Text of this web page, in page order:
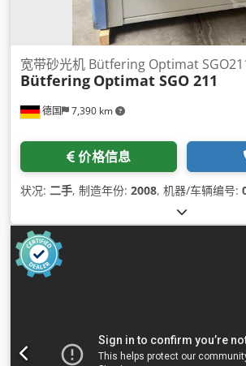
德国 7,390 km
宽带砂光机 Bütfering Optimat
Bütfering Optimat SGO 211
价格信息
状况: 二手, 制造年份: 2008, 机器/车辆编号: